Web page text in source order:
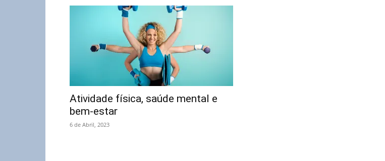
Atividade física, saúde mental e
bem-estar
6 de Abril, 2023